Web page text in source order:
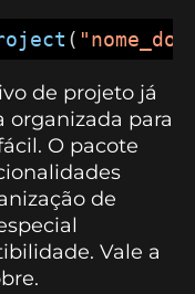
(
de projeto já
para
O pacote
de
Vale a